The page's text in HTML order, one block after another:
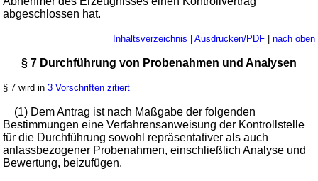
abgeschlossen hat.
Inhaltsverzeichnis | Ausdrucken/PDF| nach oben
§ 7 Durchführung von Probenahmen und Analysen
§ 7 wird in3 Vorschriften zitiert
(1) Dem Antrag ist nach Maßgabe der folgenden
Bestimmungen eine Verfahrensanweisung der Kontrollstelle
für die Durchführung sowohl repräsentativer als auch
anlassbezogener Probenahmen, einschließlich Analyse und
Bewertung, beizufügen.